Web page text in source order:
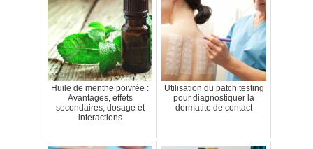
Huile de menthe poivrée :
Avantages, effets
secondaires, dosage et
interactions
Utilisation du patch testing
pour diagnostiquer la
dermatite de contact